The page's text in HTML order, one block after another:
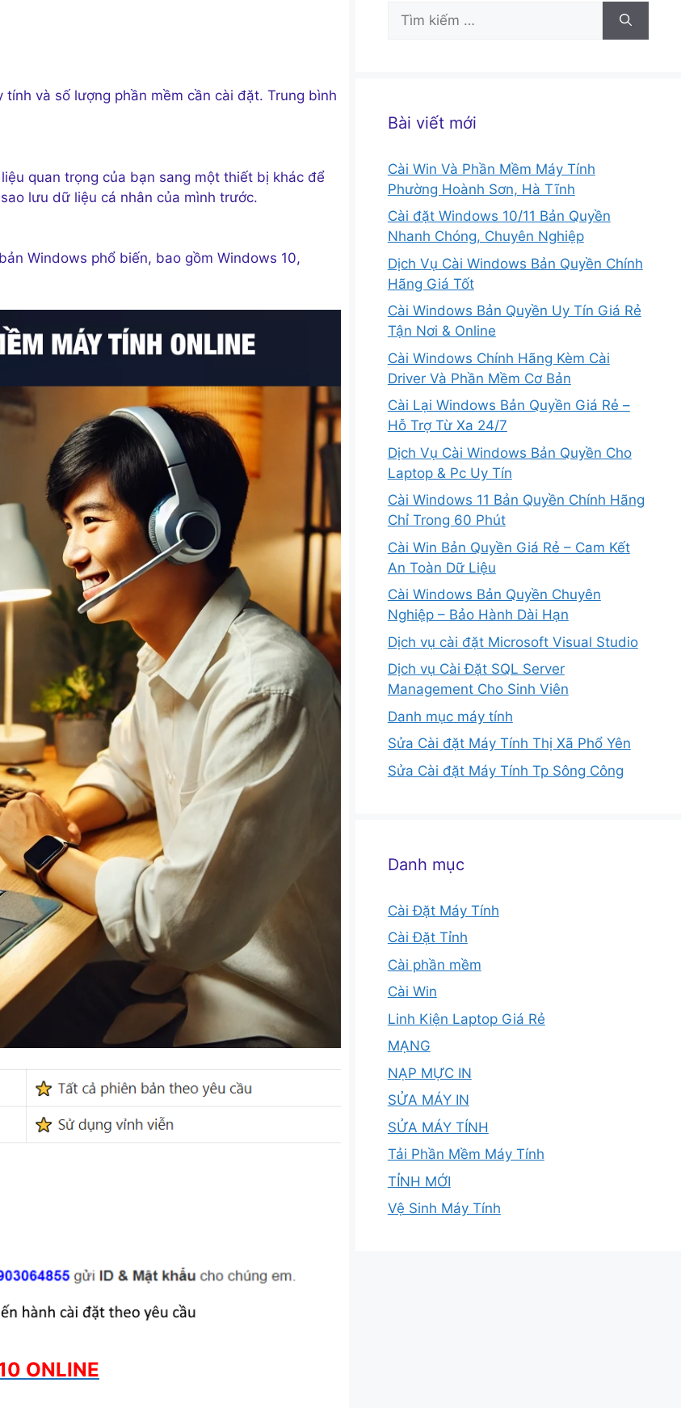
và số lượng phần mềm cần cài đặt. Trung bình
quan trọng của bạn sang một thiết bị khác để
lưu dữ liệu cá nhân của mình trước.
Windows phổ biến, bao gồm Windows 10,
ONLINE
Tìm
kiếm
Bài viết mới
Cài Win Và Phần Mềm Máy Tính
Phường Hoành Sơn, Hà Tĩnh
Cài đặt Windows 10/11 Bản Quyền
Nhanh Chóng, Chuyên Nghiệp
Dịch Vụ Cài Windows Bản Quyền Chính
Hãng Giá Tốt
Cài Windows Bản Quyền Uy Tín Giá Rẻ
Tận Nơi & Online
Cài Windows Chính Hãng Kèm Cài
Driver Và Phần Mềm Cơ Bản
Cài Lại Windows Bản Quyền Giá Rẻ –
Hỗ Trợ Từ Xa 24/7
Dịch Vụ Cài Windows Bản Quyền Cho
Laptop & Pc Uy Tín
Cài Windows 11 Bản Quyền Chính Hãng
Chỉ Trong 60 Phút
Cài Win Bản Quyền Giá Rẻ – Cam Kết
An Toàn Dữ Liệu
Cài Windows Bản Quyền Chuyên
Nghiệp – Bảo Hành Dài Hạn
Dịch vụ cài đặt Microsoft Visual Studio
Dịch vụ Cài Đặt SQL Server
Management Cho Sinh Viên
Danh mục máy tính
Sửa Cài đặt Máy Tính Thị Xã Phổ Yên
Sửa Cài đặt Máy Tính Tp Sông Công
Danh mục
Cài Đặt Máy Tính
Cài Đặt Tỉnh
Cài phần mềm
Cài Win
Linh Kiện Laptop Giá Rẻ
MẠNG
NẠP MỰC IN
SỬA MÁY IN
SỬA MÁY TÍNH
Tải Phần Mềm Máy Tính
TỈNH MỚI
Vệ Sinh Máy Tính